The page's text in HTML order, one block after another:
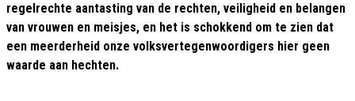
regelrechte aantasting van de rechten, veiligheid en belangen
van vrouwen en meisjes, en het is schokkend om te zien dat
een meerderheid onze volksvertegenwoordigers hier geen
waarde aan hechten.